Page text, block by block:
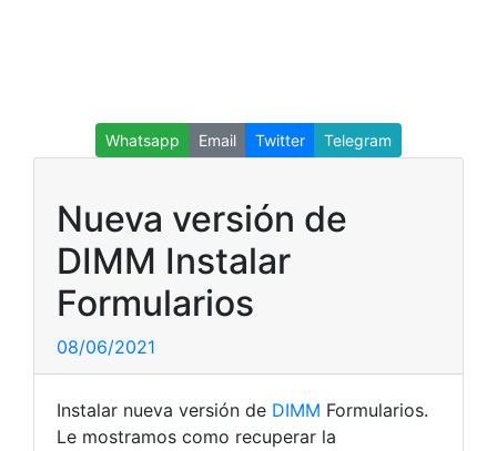
Whatsapp Email Twitter Telegram
Nueva versión de
DIMM Instalar
Formularios
08/06/2021
Instalar nueva versión de DIMM Formularios.
Le mostramos como recuperar la